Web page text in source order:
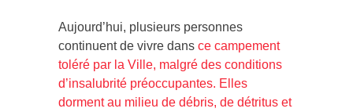
Aujourd’hui, plusieurs personnes
continuent de vivre dans ce campement
toléré par la Ville, malgré des conditions
d’insalubrité préoccupantes. Elles
dorment au milieu de débris, de détritus et